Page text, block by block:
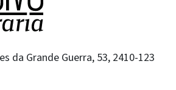
da Grande Guerra, 53, 2410-123